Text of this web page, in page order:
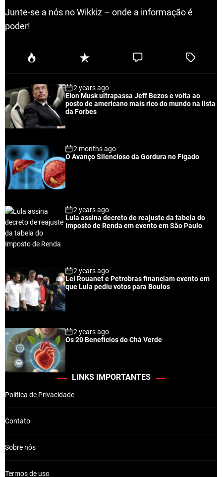
Junte-se a nós no Wikkiz – onde a informação é
poder!
P
u
a
r
R
e
n
t
C
e
T
e
2 years ago
Elon Musk ultrapassa Jeff Bezos e volta ao
posto de americano mais rico do mundo na lista
da Forbes
2 months ago
O Avanço Silencioso da Gordura no Fígado
2 years ago
Lula assina decreto de reajuste da tabela do
Imposto de Renda em evento em São Paulo
2 years ago
Lei Rouanet e Petrobras financiam evento em
que Lula pediu votos para Boulos
2 years ago
Os 20 Benefícios do Chá Verde
LINKS IMPORTANTES
Política de Privacidade
Contato
Sobre nós
Termos de uso